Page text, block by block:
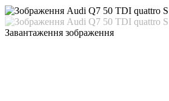
Завантаження зображення